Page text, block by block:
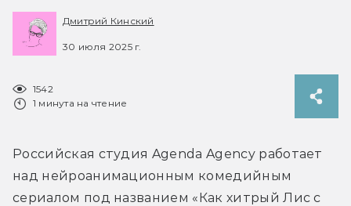
Дмитрий Кинский
30 июля 2025 г.
1542
1 минута на чтение
Российская студия Agenda Agency работает
над нейроанимационным комедийным
сериалом под названием «Как хитрый Лис с